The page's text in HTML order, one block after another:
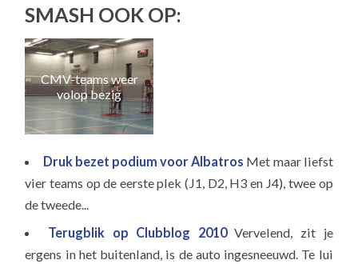
SMASH OOK OP:
CMV-teams weer
volop bezig
Druk bezet podium voor Albatros Met maar liefst
vier teams op de eerste plek (J1, D2, H3 en J4), twee op
de tweede...
Terugblik op Clubblog 2010Vervelend, zit je
ergens in het buitenland, is de auto ingesneeuwd. Te lui